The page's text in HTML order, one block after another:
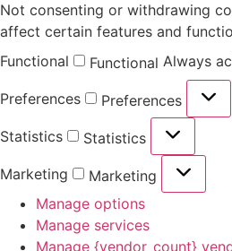
Not consenting or withdrawing
affect certain features and
Functional
Functional Always
Preferences Preferences
Statistics Statistics
Marketing
Marketing
Manage options
Manage services
Manage {vendor_count}